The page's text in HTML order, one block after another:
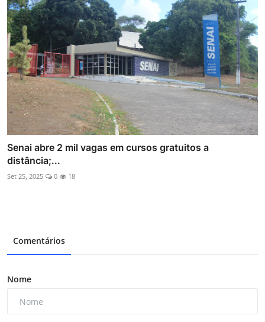
Senai abre 2 mil vagas em cursos gratuitos a
distância;...
Set 25, 2025 0 18
Comentários
Nome